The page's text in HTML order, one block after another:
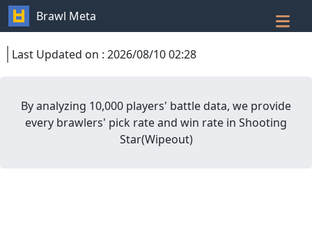
Brawl Meta
Last Updated on : 2026/08/10 02:28
By analyzing 10,000 players' battle data, we provide
every brawlers' pick rate and win rate in Shooting
Star(Wipeout)